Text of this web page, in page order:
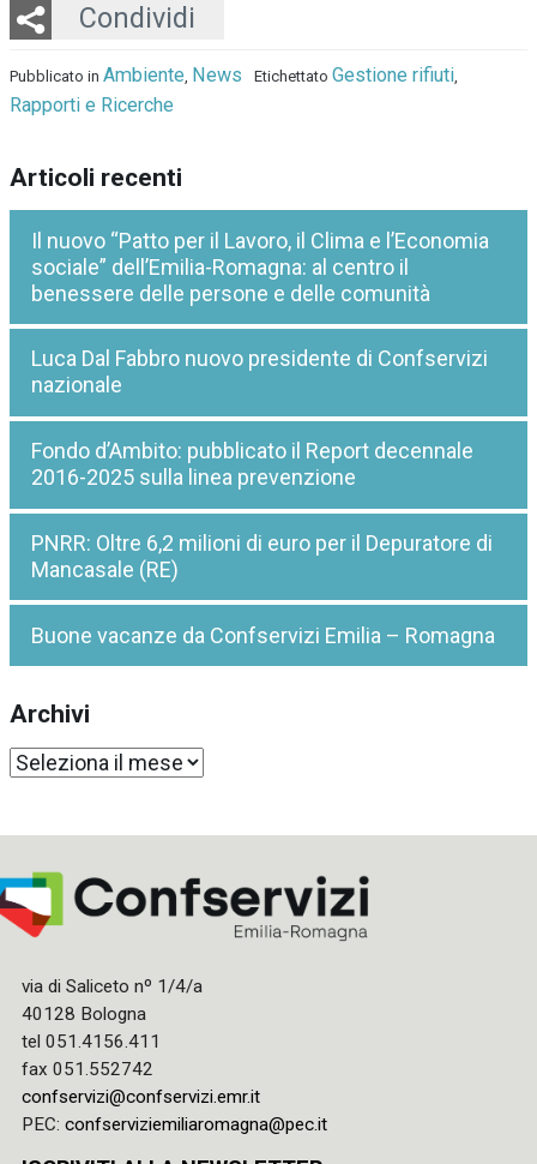
Condividi
Twitter
LinkedIn
Email
Whatsapp
Pubblicato in Ambiente, News Etichettato Gestione rifiuti,
Rapporti e Ricerche
Articoli recenti
Il nuovo “Patto per il Lavoro, il Clima e l’Economia
sociale” dell’Emilia-Romagna: al centro il
benessere delle persone e delle comunità
Luca Dal Fabbro nuovo presidente di Confservizi
nazionale
Fondo d’Ambito: pubblicato il Report decennale
2016-2025 sulla linea prevenzione
PNRR: Oltre 6,2 milioni di euro per il Depuratore di
Mancasale (RE)
Buone vacanze da Confservizi Emilia – Romagna
Archivi
Archivi
via di Saliceto nº 1/4/a
40128 Bologna
tel 051.4156.411
fax 051.552742
confservizi@confservizi.emr.it
PEC: confserviziemiliaromagna@pec.it